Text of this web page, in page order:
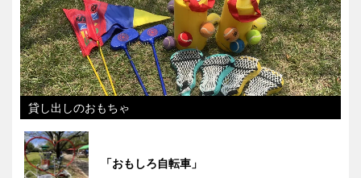
貸し出しのおもちゃ
「おもしろ自転車」